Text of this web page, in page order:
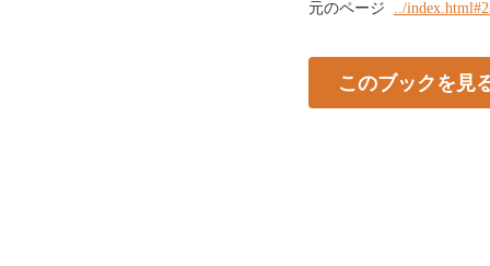
元のページ ../
このブックを見